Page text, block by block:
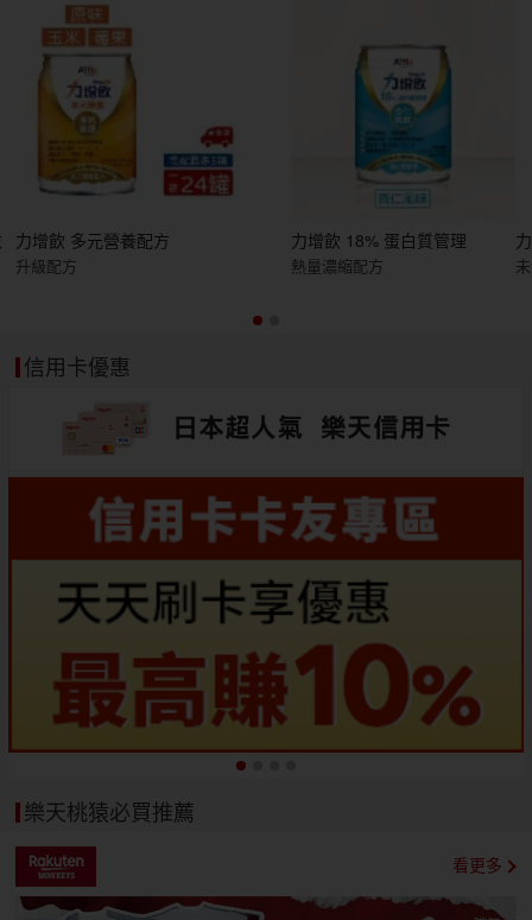
力增飲 多元營養配方
升級配方
力增飲 18% 蛋白質管理
熱量濃縮配方
信用卡優惠
樂天桃猿必買推薦
看更多